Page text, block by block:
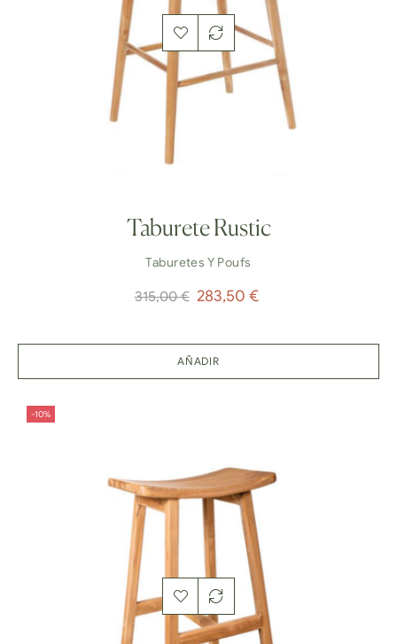
Taburete Rustic
Taburetes Y Poufs
Precio
315,00 € Precio
283,50 €
AÑADIR
-10%